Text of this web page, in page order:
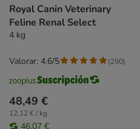
Royal Canin Veterinary
Feline Renal Select
4 kg
48,49 €
12,12 € / kg
46,07 €
Valorar: 4.6/5 (290)